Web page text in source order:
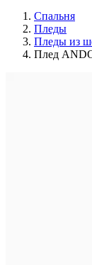
Спальня
Пледы
Пледы из
Плед